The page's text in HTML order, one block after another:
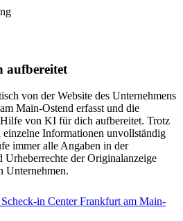
aufbereitet
von der Website des Unternehmens
Main-Ostend erfasst und die
von KI für dich aufbereitet. Trotz
Informationen unvollständig
immer alle Angaben in der
der Originalanzeige
Unternehmen.
in Center Frankfurt am Main-